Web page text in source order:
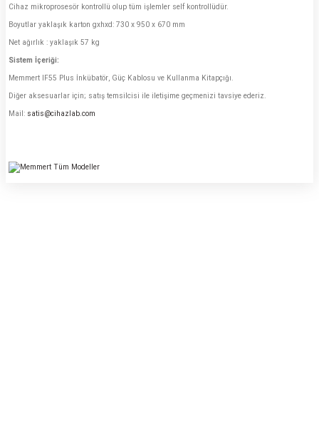
Cihaz mikroprosesör kontrollü olup tüm işlemler self kontrollüdür.
Boyutlar yaklaşık karton gxhxd: 730 x 950 x 670 mm
Net ağırlık : yaklaşık 57 kg
Sistem İçeriği:
Memmert IF55 Plus İnkübatör, Güç Kablosu ve Kullanma Kitapçığı.
Diğer aksesuarlar için; satış temsilcisi ile iletişime geçmenizi tavsiye ederiz.
Mail: satis@cihazlab.com